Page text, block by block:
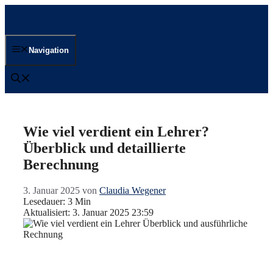
Navigation
Wie viel verdient ein Lehrer?
Überblick und detaillierte
Berechnung
3. Januar 2025 von Claudia Wegener
Lesedauer: 3 Min
Aktualisiert: 3. Januar 2025 23:59